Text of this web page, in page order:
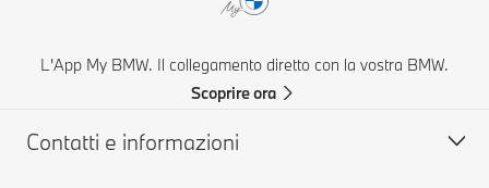
L'App My BMW. Il collegamento diretto con la vostra BMW.
Scoprire ora
Contatti e informazioni